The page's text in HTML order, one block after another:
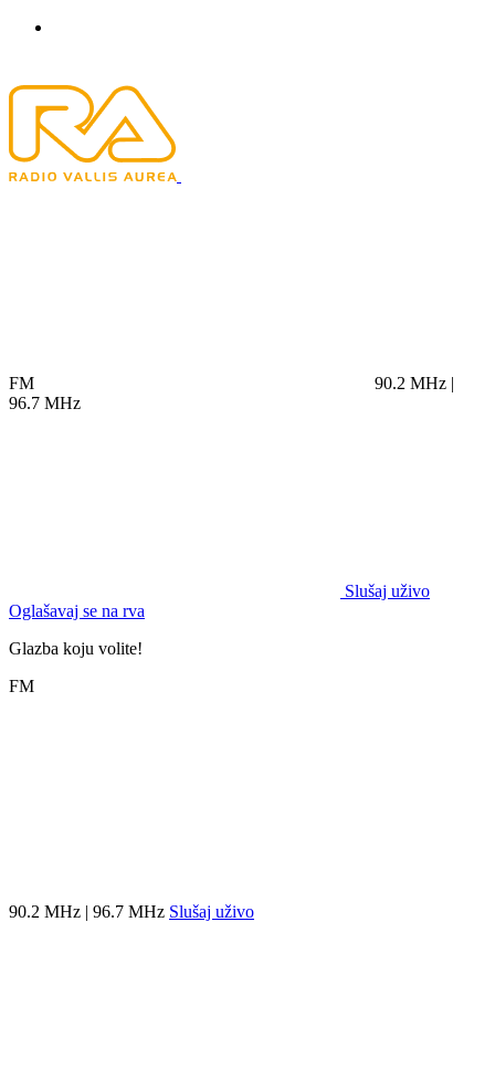
FM
90.2 MHz |
96.7 MHz
Slušaj uživo
Oglašavaj se na rva
Glazba koju volite!
FM
90.2 MHz | 96.7 MHz Slušaj uživo